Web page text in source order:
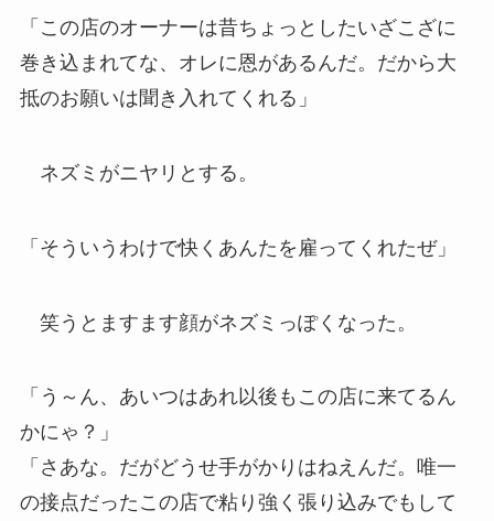
「この店のオーナーは昔ちょっとしたいざこざに
巻き込まれてな、オレに恩があるんだ。だから大
抵のお願いは聞き入れてくれる」
ネズミがニヤリとする。
「そういうわけで快くあんたを雇ってくれたぜ」
笑うとますます顔がネズミっぽくなった。
「う～ん、あいつはあれ以後もこの店に来てるん
かにゃ？」
「さあな。だがどうせ手がかりはねえんだ。唯一
の接点だったこの店で粘り強く張り込みでもして